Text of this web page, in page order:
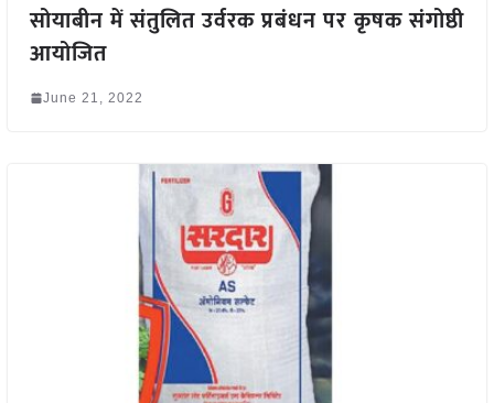
सोयाबीन में संतुलित उर्वरक प्रबंधन पर कृषक संगोष्ठी
आयोजित
June 21, 2022